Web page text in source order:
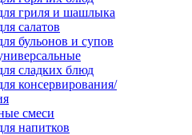
гриля и шашлыка
салатов
бульонов и супов
сладких блюд
консервирования/
смеси
напитков